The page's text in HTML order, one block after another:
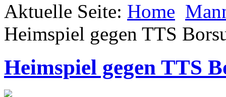
Aktuelle Seite: Home
Heimspiel gegen TTS
Heimspiel gegen TTS